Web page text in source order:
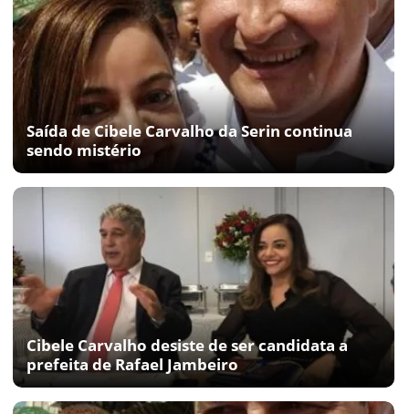
Saída de Cibele Carvalho da Serin continua
sendo mistério
Cibele Carvalho desiste de ser candidata a
prefeita de Rafael Jambeiro